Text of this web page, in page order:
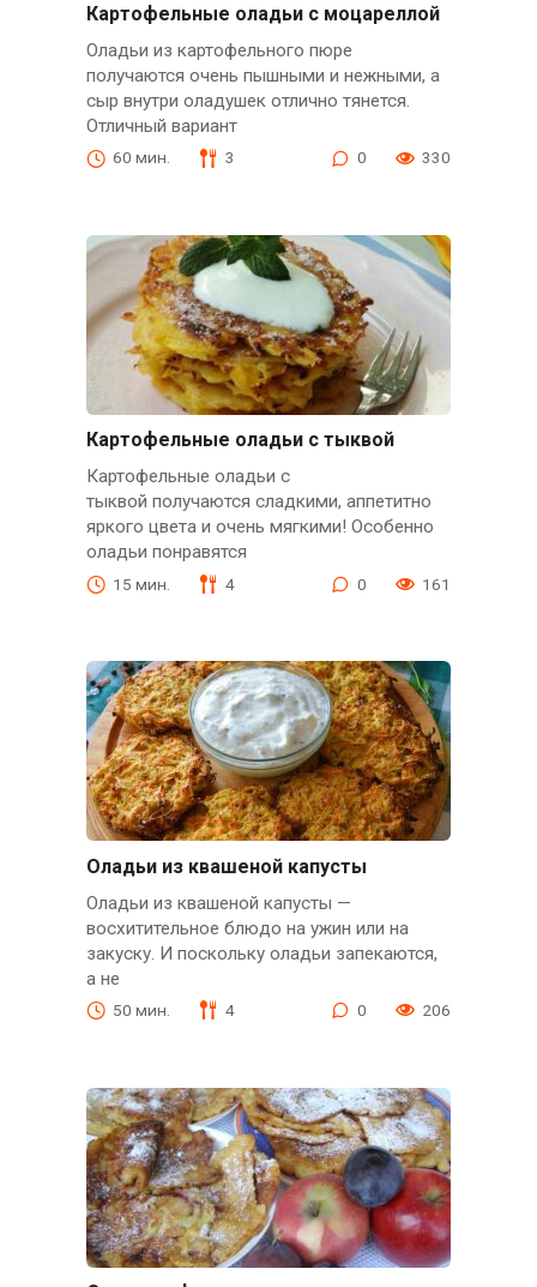
Картофельные оладьи с моцареллой
Оладьи из картофельного пюре
получаются очень пышными и нежными, а
сыр внутри оладушек отлично тянется.
Отличный вариант
60 мин. 3 0 330
Картофельные оладьи с тыквой
Картофельные оладьи с
тыквой получаются сладкими, аппетитно
яркого цвета и очень мягкими! Особенно
оладьи понравятся
15 мин. 4 0 161
Оладьи из квашеной капусты
Оладьи из квашеной капусты —
восхитительное блюдо на ужин или на
закуску. И поскольку оладьи запекаются,
а не
50 мин. 4 0 206